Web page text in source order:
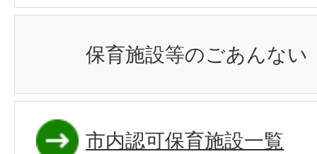
保育施設等のごあんない
市内認可保育施設一覧